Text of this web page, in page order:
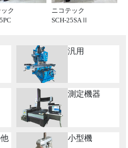
ク
ニコテック
SCH-25SAⅡ
汎用
測定機器
小型機